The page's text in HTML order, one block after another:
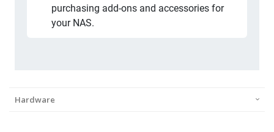
Hardware